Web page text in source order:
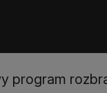
program